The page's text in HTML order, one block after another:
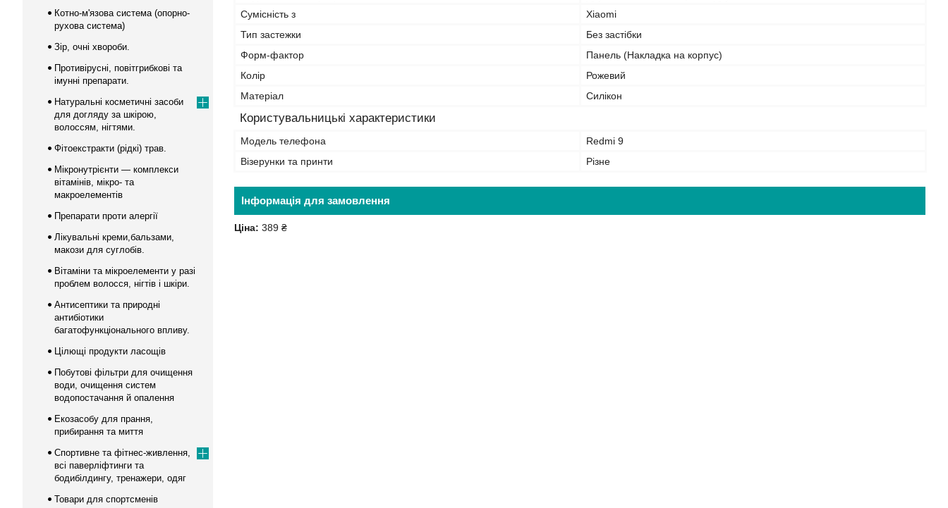
Сумісність з
Xiaomi
Тип застежки
Без застібки
Форм-фактор
Панель (Накладка на корпус)
Колір
Рожевий
Матеріал
Силікон
Користувальницькі характеристики
Модель телефона
Redmi 9
Візерунки та принти
Різне
Інформація для замовлення
Ціна: 389 ₴
Котно-м'язова система (опорно-
рухова система)
Зір, очні хвороби.
Противірусні, повітгрибкові та
імунні препарати.
Натуральні косметичні засоби
для догляду за шкірою,
волоссям, нігтями.
Фітоекстракти (рідкі) трав.
Мікронутрієнти — комплекси
вітамінів, мікро- та
макроелементів
Препарати проти алергії
Лікувальні креми,бальзами,
макози для суглобів.
Вітаміни та мікроелементи у разі
проблем волосся, нігтів і шкіри.
Антисептики та природні
антибіотики
багатофункціонального впливу.
Цілющі продукти ласощів
Побутові фільтри для очищення
води, очищення систем
водопостачання й опалення
Екозасобу для прання,
прибирання та миття
Спортивне та фітнес-живлення,
всі паверліфтинги та
бодибілдингу, тренажери, одяг
Товари для спортсменів